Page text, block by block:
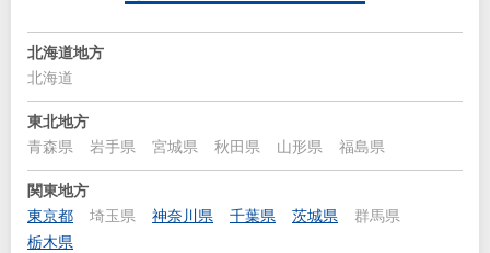
北海道地方
北海道
東北地方
青森県
岩手県 宮城県 秋田県 山形県 福島県
関東地方
東京都
埼玉県 神奈川県 千葉県 茨城県
群馬県
栃木県